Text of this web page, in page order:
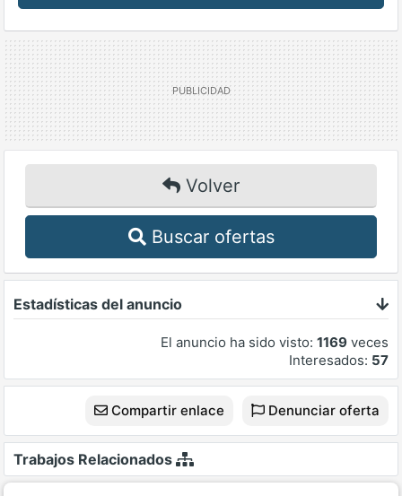
Volver
Buscar ofertas
Estadísticas del anuncio
El anuncio ha sido visto: 1169 veces
Interesados: 57
Compartir enlace Denunciar oferta
Trabajos Relacionados